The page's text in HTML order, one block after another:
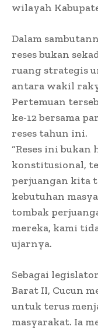
wilayah
Dalam
reses bukan
ruang strategis
antara wakil
Pertemuan
ke-12 bersama
reses tahun ini.
“Reses ini
konstitusional,
perjuangan kita
kebutuhan
tombak
mereka, kami
ujarnya.
Sebagai
Barat II, Cucun
untuk terus
masyarakat. Ia